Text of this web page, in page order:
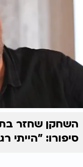
השחקן שחזר
סיפורו: "הייתי